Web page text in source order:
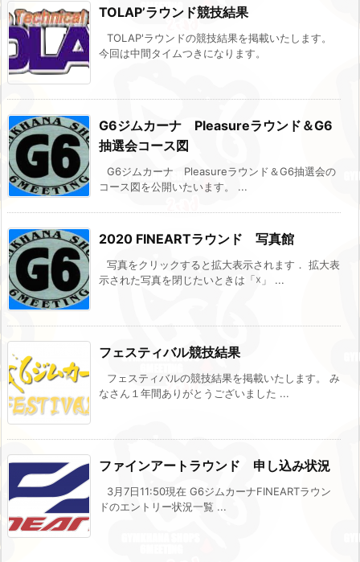
TOLAP’ラウンド競技結果
TOLAP'ラウンドの競技結果を掲載いたします。
今回は中間タイムつきになります。
G6ジムカーナ Pleasureラウンド＆G6
抽選会コース図
G6ジムカーナ Pleasureラウンド＆G6抽選会の
コース図を公開いたいます。 ...
2020 FINEARTラウンド 写真館
写真をクリックすると拡大表示されます． 拡大表
示された写真を閉じたいときは「☓」 ...
フェスティバル競技結果
フェスティバルの競技結果を掲載いたします。 み
なさん１年間ありがとうございました ...
ファインアートラウンド 申し込み状況
3月7日11:50現在 G6ジムカーナFINEARTラウン
ドのエントリー状況一覧 ...